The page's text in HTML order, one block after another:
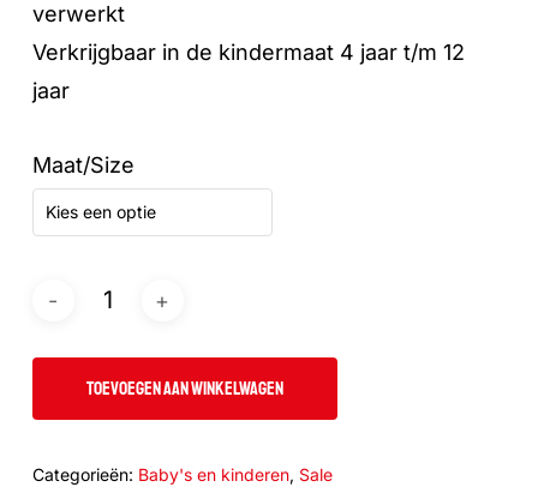
verwerkt
Verkrijgbaar in de kindermaat 4 jaar t/m 12
jaar
Maat/Size
Kies een optie
TOEVOEGEN AAN WINKELWAGEN
Categorieën: Baby's en kinderen, Sale